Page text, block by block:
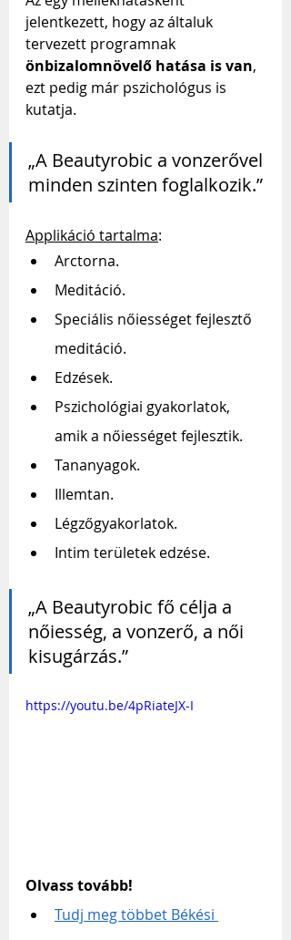
jelentkezett, hogy az általuk
tervezett programnak
önbizalomnövelő hatása is van,
ezt pedig már pszichológus is
kutatja.
„A Beautyrobic a vonzerővel
minden szinten foglalkozik.”
Applikáció tartalma:
Arctorna.
Meditáció.
Speciális nőiességet fejlesztő
meditáció.
Edzések.
Pszichológiai gyakorlatok,
amik a nőiességet fejlesztik.
Tananyagok.
Illemtan.
Légzőgyakorlatok.
Intim területek edzése.
„A Beautyrobic fő célja a
nőiesség, a vonzerő, a női
kisugárzás.”
https://youtu.be/4pRiateJX-I
Olvass tovább!
Tudj meg többet Békési